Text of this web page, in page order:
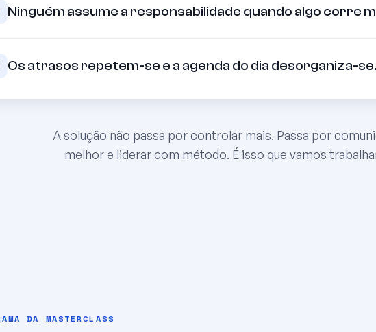
Ninguém assume a responsabilidade quando algo corre
Os atrasos repetem-se e a agenda do dia desorganiza-se.
A solução não passa por controlar mais. Passa por
melhor e liderar com método. É isso que vamos
DA MASTERCLASS